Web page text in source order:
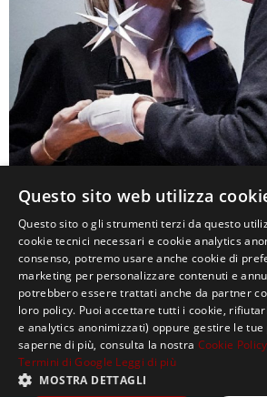
Questo sito web utilizza
Questo sito o gli strumenti terzi da questo
cookie tecnici necessari e cookie analytics
consenso, potremo usare anche cookie di
marketing per personalizzare contenuti e
potrebbero essere trattati anche da partner
loro policy. Puoi accettare tutti i cookie,
e analytics anonimizzati) oppure gestire le
saperne di più, consulta la nostra Cookie Policy
Termini di Google Leggi di più
MOSTRA DETTAGLI